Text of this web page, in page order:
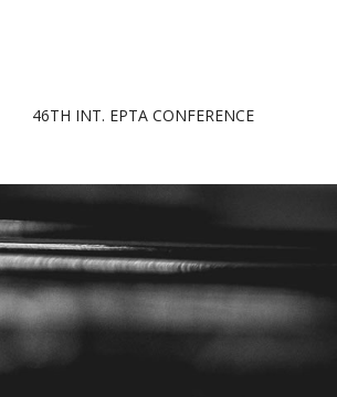
46TH INT. EPTA CONFERENCE